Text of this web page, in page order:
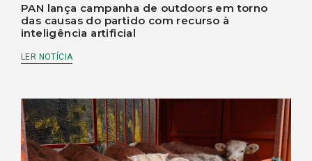
PAN lança campanha de outdoors em torno
das causas do partido com recurso à
inteligência artificial
LER NOTÍCIA